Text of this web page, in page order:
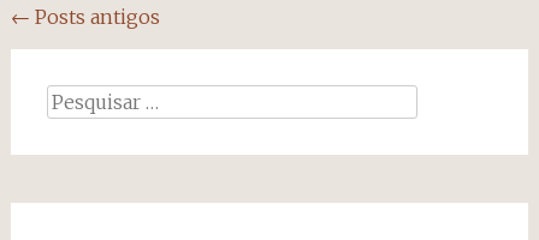
Navegação
dos
posts
← Posts antigos
Pesquisar
por: